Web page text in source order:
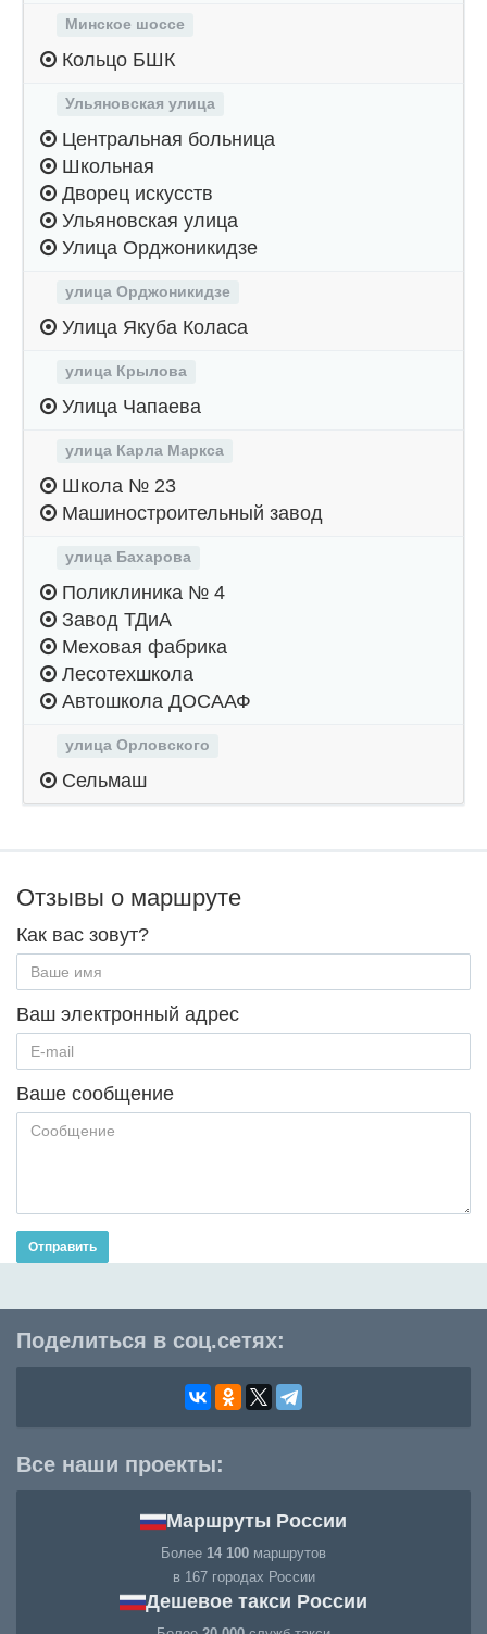
Минское шоссе
Кольцо БШК
Ульяновская улица
Центральная больница
Школьная
Дворец искусств
Ульяновская улица
Улица Орджоникидзе
улица Орджоникидзе
Улица Якуба Коласа
улица Крылова
Улица Чапаева
улица Карла Маркса
Школа № 23
Машиностроительный завод
улица Бахарова
Поликлиника № 4
Завод ТДиА
Меховая фабрика
Лесотехшкола
Автошкола ДОСААФ
улица Орловского
Сельмаш
Отзывы о маршруте
Как вас зовут?
Ваш электронный адрес
Ваше сообщение
Отправить
Поделиться в соц.сетях:
Все наши проекты:
Маршруты России
Более 14 100 маршрутов
в 167 городах России
Дешевое такси России